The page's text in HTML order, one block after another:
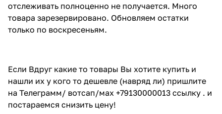
отслеживать полноценно не получается. Много
товара зарезервировано. Обновляем остатки
только по воскресеньям.
Если Вдруг какие то товары Вы хотите купить и
нашли их у кого то дешевле (навряд ли) пришлите
на Телеграмм/ вотсап/мах +79130000013 ссылку . и
постараемся снизить цену!